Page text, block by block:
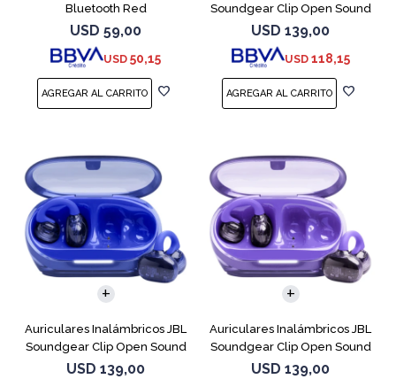
Bluetooth Red
USD 59,00
USD 50,15
Soundgear Clip Open Sound
Cobre
USD 139,00
USD 118,15
Auriculares Inalámbricos JBL
Soundgear Clip Open Sound
Azul
USD 139,00
Auriculares Inalámbricos JBL
Soundgear Clip Open Sound
Purpl
USD 139,00